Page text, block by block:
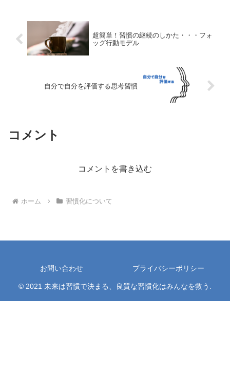
超簡単！習慣の継続のしかた・・・フォ
ッグ行動モデル
自分で自分を評価する思考習慣
コメント
コメントを書き込む
ホーム 習慣化について
お問い合わせ プライバシーポリシー
© 2021 未来は習慣で決まる、良質な習慣化はみんなを救う.